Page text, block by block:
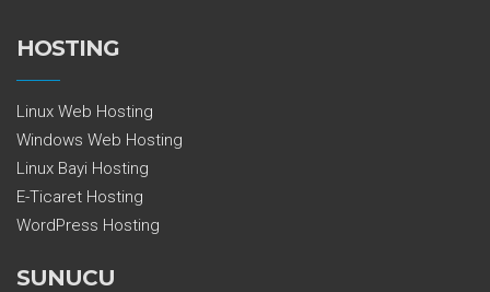
HOSTING
Linux Web Hosting
Windows Web Hosting
Linux Bayi Hosting
E-Ticaret Hosting
WordPress Hosting
SUNUCU